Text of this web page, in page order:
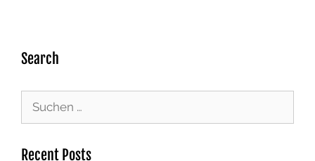
Search
Recent Posts